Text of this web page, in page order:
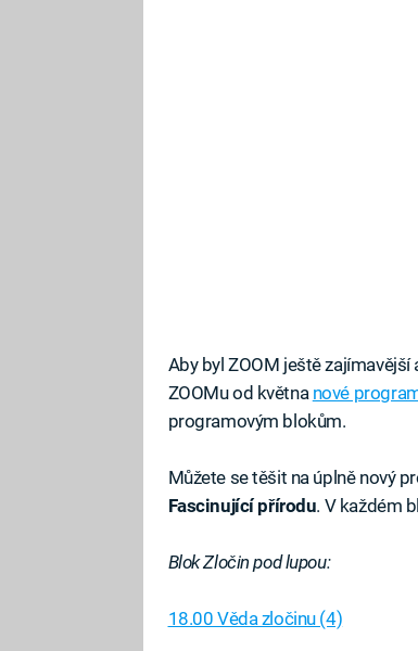
Aby byl ZOOM ještě
ZOOMu od května nové
programovým blokům.
Můžete se těšit na úplně nový
Fascinující přírodu. V každém
Blok Zločin pod lupou:
18.00 Věda zločinu (4)